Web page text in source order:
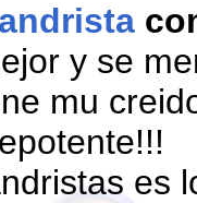
y se
mu
es